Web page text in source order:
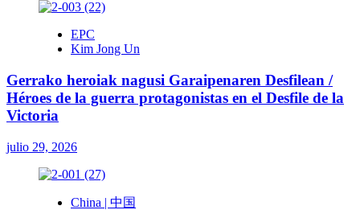
EPC
Kim Jong Un
Gerrako heroiak nagusi Garaipenaren Desfilean /
Héroes de la guerra protagonistas en el Desfile de la
Victoria
julio 29, 2026
China | 中国